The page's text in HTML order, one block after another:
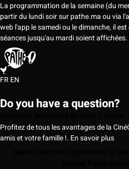
La programmation de la semaine (du
partir du lundi soir sur pathe.ma ou via
web l'app le samedi ou le dimanche, il
séances jusqu'au mardi soient affichées.
FREN
Do you have a question?
Profitez de tous les avantages de la
amis et votre famille !. En savoir plus